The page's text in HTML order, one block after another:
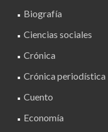
Biografía
Ciencias sociales
Crónica
Crónica periodística
Cuento
Economía